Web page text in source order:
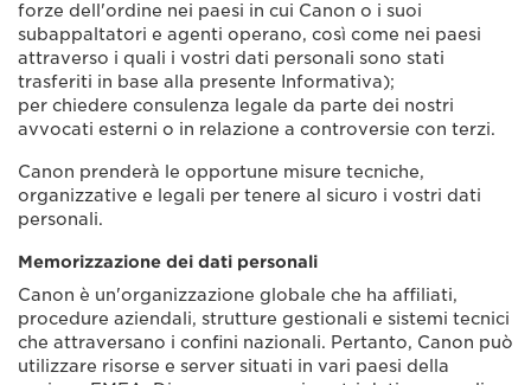
forze dell'ordine nei paesi in cui Canon o i suoi
subappaltatori e agenti operano, così come nei paesi
attraverso i quali i vostri dati personali sono stati
trasferiti in base alla presente Informativa);
per chiedere consulenza legale da parte dei nostri
avvocati esterni o in relazione a controversie con terzi.
Canon prenderà le opportune misure tecniche,
organizzative e legali per tenere al sicuro i vostri dati
personali.
Memorizzazione dei dati personali
Canon è un'organizzazione globale che ha affiliati,
procedure aziendali, strutture gestionali e sistemi tecnici
che attraversano i confini nazionali. Pertanto, Canon può
utilizzare risorse e server situati in vari paesi della